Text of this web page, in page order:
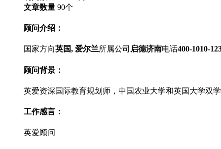
文章数量 90个
顾问介绍：
国家方向英国, 爱尔兰所属公司 启德济南电话400-1010-
顾问背景：
英爱资深国际教育规划师，中国农业大学和英国大学双
工作感言：
英爱顾问